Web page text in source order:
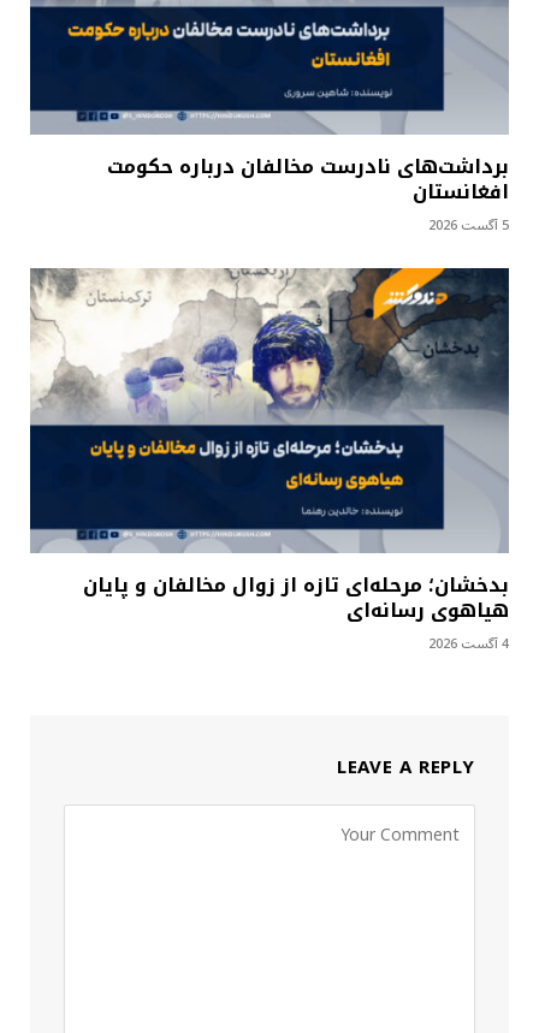
برداشت‌های نادرست مخالفان درباره حکومت
افغانستان
5 آگست 2026
بدخشان؛ مرحله‌ای تازه از زوال مخالفان و پایان
هیاهوی رسانه‌ای
4 آگست 2026
LEAVE A REPLY